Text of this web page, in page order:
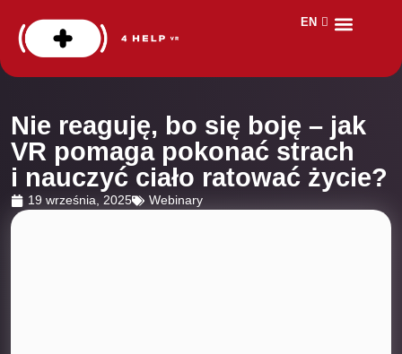
EN
DE
Nie reaguję, bo się boję – jak
VR pomaga pokonać strach
i nauczyć ciało ratować życie?
19 września, 2025 Webinary